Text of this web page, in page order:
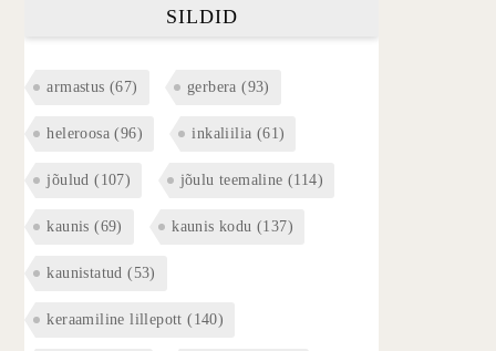
SILDID
armastus (67) gerbera (93)
heleroosa (96) inkaliilia (61)
jõulud (107) jõulu teemaline (114)
kaunis (69) kaunis kodu (137)
kaunistatud (53)
keraamiline lillepott (140)